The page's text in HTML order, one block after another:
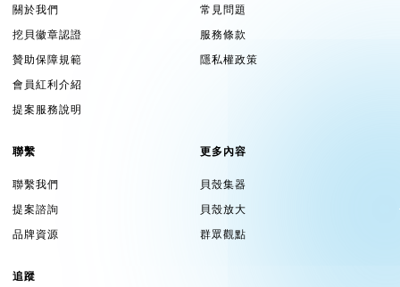
關於我們
挖貝徽章認證
贊助保障規範
會員紅利介紹
提案服務說明
常見問題
服務條款
隱私權政策
聯繫
聯繫我們
提案諮詢
品牌資源
更多內容
貝殼集器
貝殼放大
群眾觀點
追蹤